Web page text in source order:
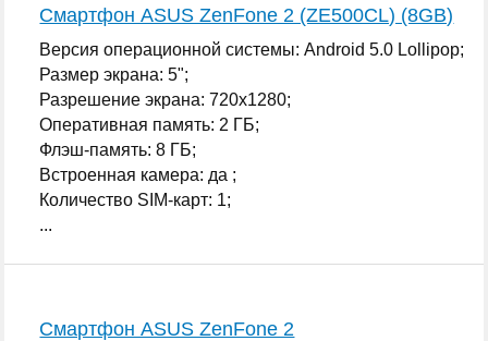
Смартфон ASUS ZenFone 2 (ZE500CL) (8GB)
Версия операционной системы: Android 5.0 Lollipop;
Размер экрана: 5";
Разрешение экрана: 720x1280;
Оперативная память: 2 ГБ;
Флэш-память: 8 ГБ;
Встроенная камера: да ;
Количество SIM-карт: 1;
...
Смартфон ASUS ZenFone 2